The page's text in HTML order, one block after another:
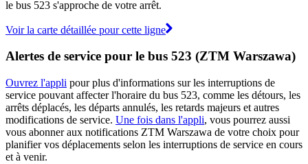
le bus 523 s'approche de votre arrêt.
Voir la carte détaillée pour cette ligne
Alertes de service pour le bus 523 (ZTM Warszawa)
Ouvrez l'appli pour plus d'informations sur les interruptions de
service pouvant affecter l'horaire du bus 523, comme les détours, les
arrêts déplacés, les départs annulés, les retards majeurs et autres
modifications de service. Une fois dans l'appli, vous pourrez aussi
vous abonner aux notifications ZTM Warszawa de votre choix pour
planifier vos déplacements selon les interruptions de service en cours
et à venir.